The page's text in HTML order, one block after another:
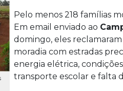
Pelo menos 218 famílias
Em email enviado ao
domingo, eles
moradia com estradas
energia elétrica,
transporte escolar e falta